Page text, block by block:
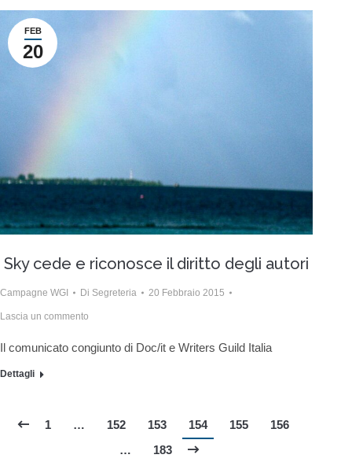
FEB
20
Sky cede e riconosce il diritto degli autori
Campagne WGI Di Segreteria 20 Febbraio 2015
Lascia un commento
Il comunicato congiunto di Doc/it e Writers Guild Italia
Dettagli
1 … 152 153 154 155
156
…
183